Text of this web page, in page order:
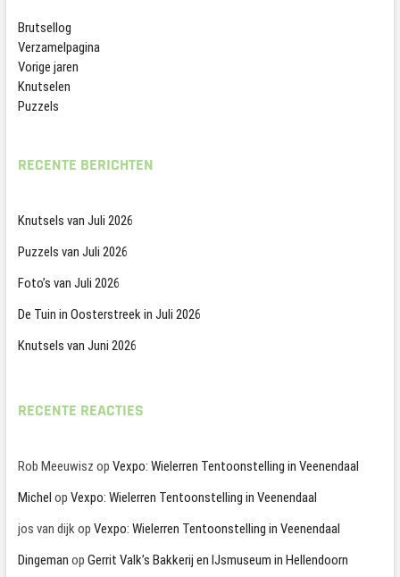
Brutsellog
Verzamelpagina
Vorige jaren
Knutselen
Puzzels
RECENTE BERICHTEN
Knutsels van Juli 2026
Puzzels van Juli 2026
Foto’s van Juli 2026
De Tuin in Oosterstreek in Juli 2026
Knutsels van Juni 2026
RECENTE REACTIES
Rob Meeuwisz op Vexpo: Wielerren Tentoonstelling in Veenendaal
Michel op Vexpo: Wielerren Tentoonstelling in Veenendaal
jos van dijkop Vexpo: Wielerren Tentoonstelling in Veenendaal
Dingeman op Gerrit Valk’s Bakkerij en IJsmuseum in Hellendoorn